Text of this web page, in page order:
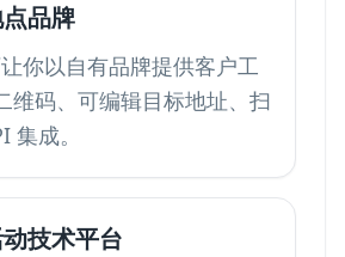
品牌
你以自有品牌提供客户工
维码、可编辑目标地址、扫
集成。
技术平台